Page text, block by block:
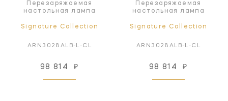
Перезаряжаемая
настольная лампа
Signature Collection
ARN3028ALB-L-CL
98 814 ₽
Перезаряжаемая
настольная лампа
Signature Collection
ARN3028ALB-L-CL
98 814 ₽